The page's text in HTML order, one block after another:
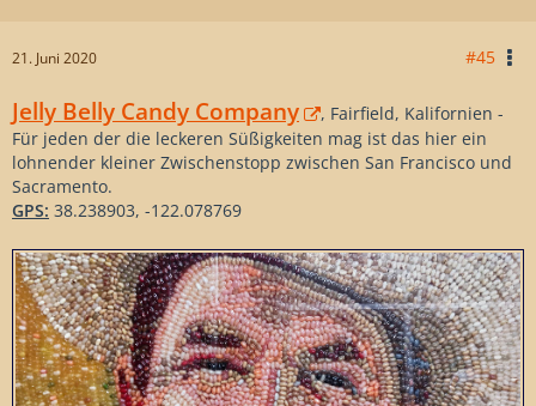
21. Juni 2020 #45
Jelly Belly Candy Company
, Fairfield, Kalifornien -
Für jeden der die leckeren Süßigkeiten mag ist das hier ein
lohnender kleiner Zwischenstopp zwischen San Francisco und
Sacramento.
GPS: 38.238903, -122.078769